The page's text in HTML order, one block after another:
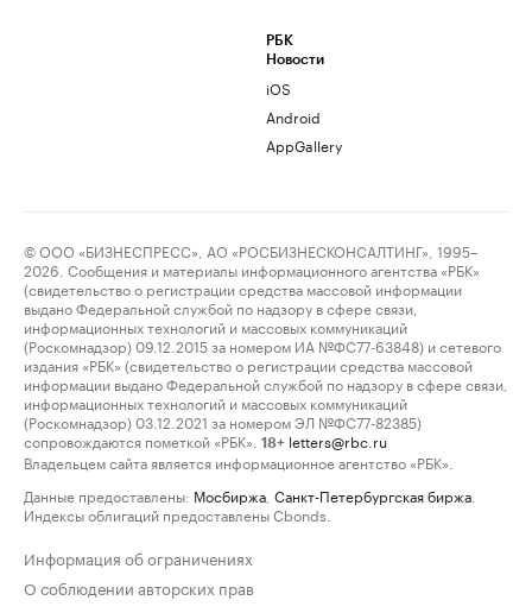
РБК
Новости
iOS
Android
AppGallery
© ООО «БИЗНЕСПРЕСС», АО «РОСБИЗНЕСКОНСАЛТИНГ», 1995–
2026. Сообщения и материалы информационного агентства «РБК»
(свидетельство о регистрации средства массовой информации
выдано Федеральной службой по надзору в сфере связи,
информационных технологий и массовых коммуникаций
(Роскомнадзор) 09.12.2015 за номером ИА №ФС77-63848) и сетевого
издания «РБК» (свидетельство о регистрации средства массовой
информации выдано Федеральной службой по надзору в сфере связи,
информационных технологий и массовых коммуникаций
(Роскомнадзор) 03.12.2021 за номером ЭЛ №ФС77-82385)
сопровождаются пометкой «РБК».
18+ letters@rbc.ru
Владельцем сайта является информационное агентство «РБК».
Данные предоставлены: Мосбиржа Санкт-Петербургская биржа
Индексы облигаций предоставлены Cbonds.
Информация об ограничениях
О соблюдении авторских прав